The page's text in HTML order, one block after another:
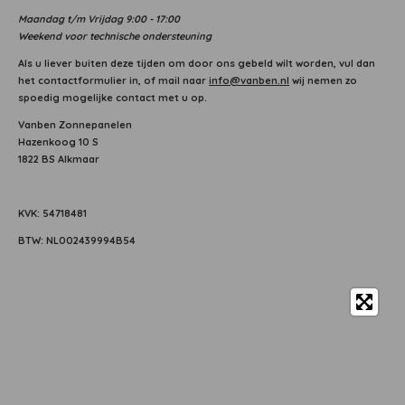
Maandagt/m Vrijdag 9:00 - 17:00
Weekend voor technische ondersteuning
Als u liever buiten deze tijden om door ons gebeld wilt worden, vul dan
het contactformulier in, of mail naar info@vanben.nl wij nemen zo
spoedig mogelijke contact met u op.
Vanben Zonnepanelen
Hazenkoog 10 S
1822 BS Alkmaar
KVK: 54718481
BTW: NL002439994B54